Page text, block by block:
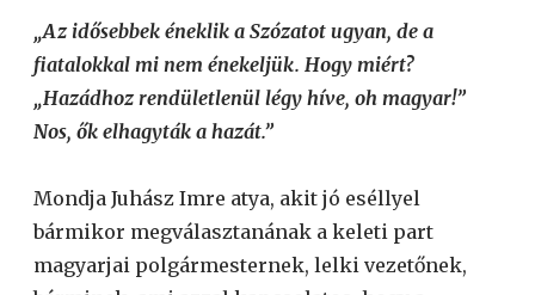
„Az idősebbek éneklik a Szózatot ugyan, de a
fiatalokkal mi nem énekeljük. Hogy miért?
„Hazádhoz rendületlenül légy híve, oh magyar!”
Nos, ők elhagyták a hazát.”
Mondja Juhász Imre atya, akit jó eséllyel
bármikor megválasztanának a keleti part
magyarjai polgármesternek, lelki vezetőnek,